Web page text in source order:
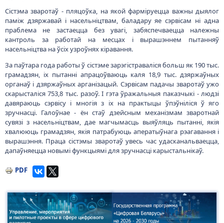
Сістэма зваротаў - пляцоўка, на якой фарміруецца важны дыялог
паміж дзяржавай і насельніцтвам, баладару яе сэрвісам ні адна
праблема не застаецца без увагі, забяспечваецца належны
кантроль за работай на месцах і вырашэннем пытанняў
насельніцтва на ўсіх узроўнях кіравання.
За паўтара года работы ў сістэме зарэгістраваліся больш як 190 тыс.
грамадзян, іх пытанні апрацоўваюць каля 18,9 тыс. дзяржаўных
органаў і дзяржаўных арганізацый. Сэрвісам падачы зваротаў ужо
скарысталіся 753,8 тыс. разоў. І гэта ўражальныя паказчыкі - людзі
давяраюць сэрвісу і многія з іх на практыцы ўпэўніліся ў яго
зручнасці. Галоўнае - ён стаў дзейсным механізмам зваротнай
сувязі з насельніцтвам, дае магчымасць выяўляць пытанні, якія
хвалююць грамадзян, якія патрабуюць аператыўнага рэагавання і
вырашэння. Праца сістэмы зваротаў увесь час удасканальваецца,
дапаўняецца новымі функцыямі для зручнасці карыстальнікаў.
PDF